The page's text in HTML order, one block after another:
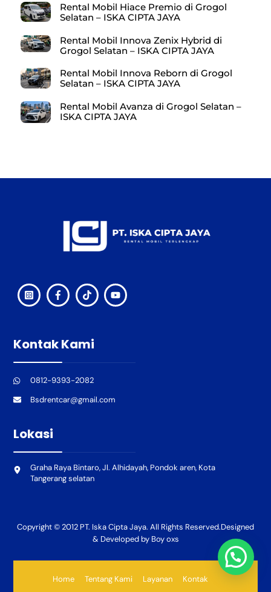
Rental Mobil Hiace Premio di Grogol
Selatan – ISKA CIPTA JAYA
Rental Mobil Innova Zenix Hybrid di
Grogol Selatan – ISKA CIPTA JAYA
Rental Mobil Innova Reborn di Grogol
Selatan – ISKA CIPTA JAYA
Rental Mobil Avanza di Grogol Selatan –
ISKA CIPTA JAYA
Kontak Kami
0812-9393-2082
Bsdrentcar@gmail.com
Lokasi
Graha Raya Bintaro, Jl. Alhidayah, Pondok aren, Kota
Tangerang selatan
Home Tentang Kami Layanan Kontak
Copyright © 2012 PT. Iska Cipta Jaya. All Rights Reserved.Designed
& Developed by Boy oxs